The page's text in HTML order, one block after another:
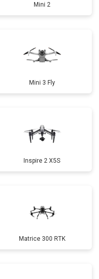
Mini 2
Mini 3 Fly
Inspire 2 X5S
Matrice 300 RTK